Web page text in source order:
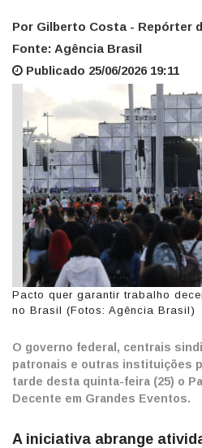
Por Gilberto Costa - Repórter
Fonte: Agência Brasil
Publicado 25/06/2026 19:11
Pacto quer garantir trabalho
no Brasil (Fotos: Agência Brasil)
O governo federal, centrais
patronais e outras instituições
tarde desta quinta-feira (25) o
Decente em Grandes Eventos.
A iniciativa abrange